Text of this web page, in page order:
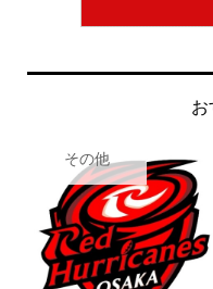
その他